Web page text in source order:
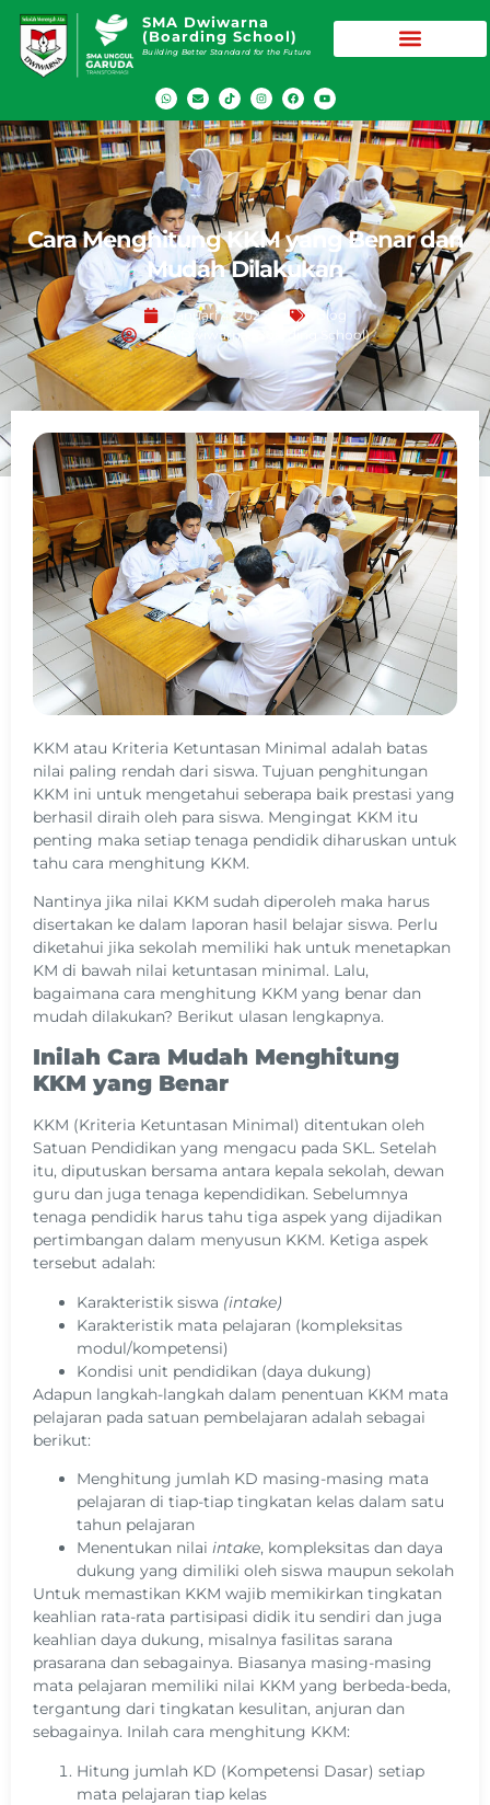
SMA Dwiwarna
(Boarding School)
Building Better Standard for the Future
Cara Menghitung KKM yang Benar dan
Mudah Dilakukan
Januari 4, 2023
Blog
SMA Dwiwarna (Boarding School)
KKM atau Kriteria Ketuntasan Minimal adalah batas
nilai paling rendah dari siswa. Tujuan penghitungan
KKM ini untuk mengetahui seberapa baik prestasi yang
berhasil diraih oleh para siswa. Mengingat KKM itu
penting maka setiap tenaga pendidik diharuskan untuk
tahu cara menghitung KKM.
Nantinya jika nilai KKM sudah diperoleh maka harus
disertakan ke dalam laporan hasil belajar siswa. Perlu
diketahui jika sekolah memiliki hak untuk menetapkan
KM di bawah nilai ketuntasan minimal. Lalu,
bagaimana cara menghitung KKM yang benar dan
mudah dilakukan? Berikut ulasan lengkapnya.
Inilah Cara Mudah Menghitung
KKM yang Benar
KKM (Kriteria Ketuntasan Minimal) ditentukan oleh
Satuan Pendidikan yang mengacu pada SKL. Setelah
itu, diputuskan bersama antara kepala sekolah, dewan
guru dan juga tenaga kependidikan. Sebelumnya
tenaga pendidik harus tahu tiga aspek yang dijadikan
pertimbangan dalam menyusun KKM. Ketiga aspek
tersebut adalah:
Karakteristik siswa (intake)
Karakteristik mata pelajaran (kompleksitas
modul/kompetensi)
Kondisi unit pendidikan (daya dukung)
Adapun langkah-langkah dalam penentuan KKM mata
pelajaran pada satuan pembelajaran adalah sebagai
berikut:
Menghitung jumlah KD masing-masing mata
pelajaran di tiap-tiap tingkatan kelas dalam satu
tahun pelajaran
Menentukan nilai intake, kompleksitas dan daya
dukung yang dimiliki oleh siswa maupun sekolah
Untuk memastikan KKM wajib memikirkan tingkatan
keahlian rata-rata partisipasi didik itu sendiri dan juga
keahlian daya dukung, misalnya fasilitas sarana
prasarana dan sebagainya. Biasanya masing-masing
mata pelajaran memiliki nilai KKM yang berbeda-beda,
tergantung dari tingkatan kesulitan, anjuran dan
sebagainya. Inilah cara menghitung KKM:
Hitung jumlah KD (Kompetensi Dasar) setiap
mata pelajaran tiap kelas